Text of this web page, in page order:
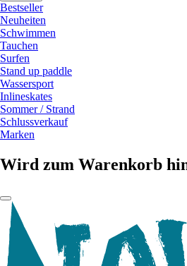
Bestseller
Neuheiten
Schwimmen
Tauchen
Surfen
Stand up paddle
Wassersport
Inlineskates
Sommer / Strand
Schlussverkauf
Marken
Wird zum Warenkorb